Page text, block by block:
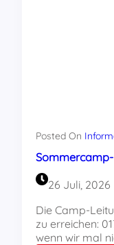
Posted On
26 Juli, 2026
Die Camp-
zu erreichen:
wenn wir mal